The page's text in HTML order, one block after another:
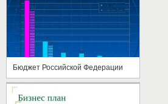
Бюджет Российской Федерации